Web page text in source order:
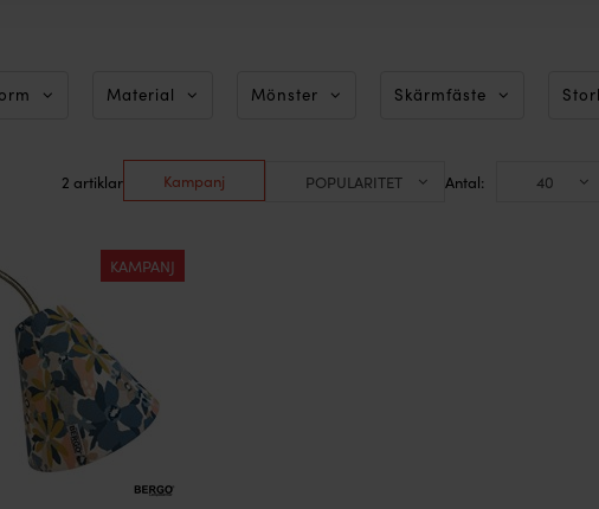
Material Mönster Skärmfäste
2 artiklar Kampanj Antal:
KAMPANJ